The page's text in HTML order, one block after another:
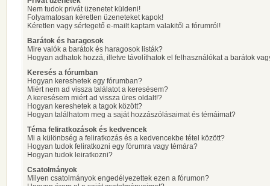
Nem tudok privát üzenetet küldeni!
Folyamatosan kéretlen üzeneteket kapok!
Kéretlen vagy sértegető e-mailt kaptam valakitől a fórumról!
Barátok és haragosok
Mire valók a barátok és haragosok listák?
Hogyan adhatok hozzá, illetve távolíthatok el felhasználókat a barátok
Keresés a fórumban
Hogyan kereshetek egy fórumban?
Miért nem ad vissza találatot a keresésem?
A keresésem miért ad vissza üres oldalt!?
Hogyan kereshetek a tagok között?
Hogyan találhatom meg a saját hozzászólásaimat és témáimat?
Téma feliratkozások és kedvencek
Mi a különbség a feliratkozás és a kedvencekbe tétel között?
Hogyan tudok feliratkozni egy fórumra vagy témára?
Hogyan tudok leiratkozni?
Csatolmányok
Milyen csatolmányok engedélyezettek ezen a fórumon?